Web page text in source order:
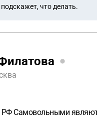
что делать.
Самовольными